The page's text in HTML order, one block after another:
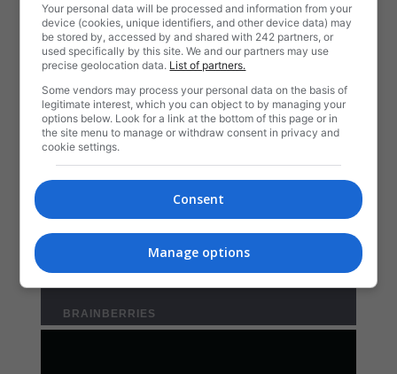
Your personal data will be processed and information from your
device (cookies, unique identifiers, and other device data) may
be stored by, accessed by and shared with 242 partners, or
used specifically by this site. We and our partners may use
precise geolocation data. List of partners.
Some vendors may process your personal data on the basis of
legitimate interest, which you can object to by managing your
options below. Look for a link at the bottom of this page or in
the site menu to manage or withdraw consent in privacy and
cookie settings.
Consent
Manage options